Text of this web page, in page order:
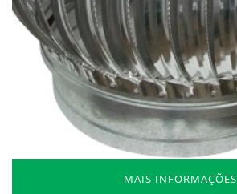
MAIS INFORMAÇÕES